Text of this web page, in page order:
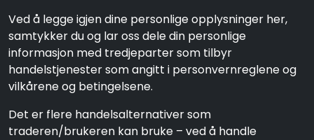
Ved å legge igjen dine personlige opplysninger her,
samtykker du og lar oss dele din personlige
informasjon med tredjeparter som tilbyr
handelstjenester som angitt i personvernreglene og
vilkårene og betingelsene.
Det er flere handelsalternativer som
traderen/brukeren kan bruke – ved å handle